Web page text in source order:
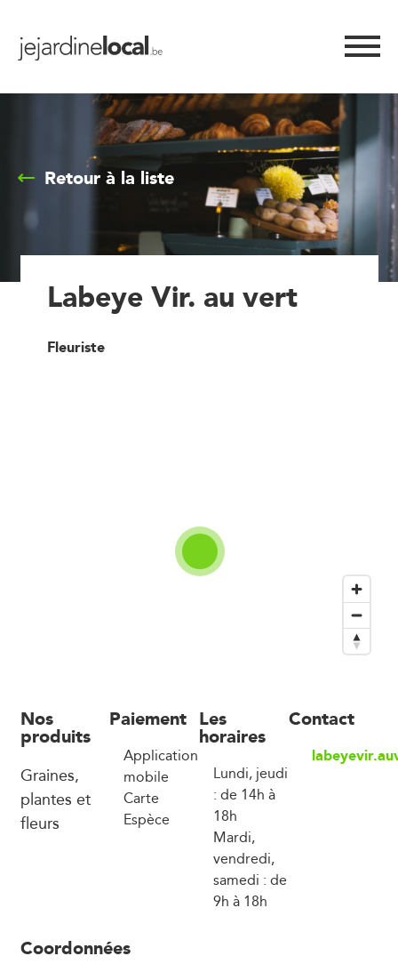
Retour à la liste
Labeye Vir. au vert
Fleuriste
Nos
produits
Graines,
plantes et
fleurs
Paiement
Application
mobile
Carte
Espèce
Les
horaires
Lundi, jeudi
: de 14h à
18h
Mardi,
vendredi,
samedi : de
9h à 18h
Contact
Coordonnées